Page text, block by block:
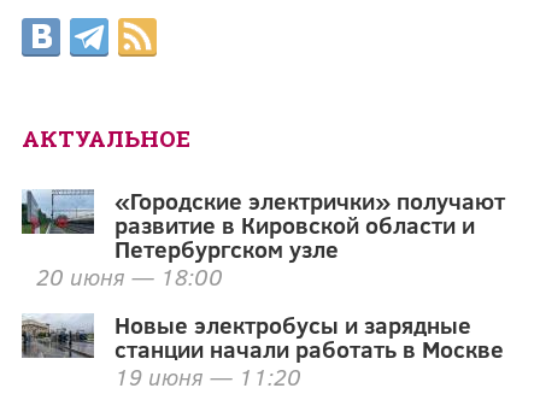
АКТУАЛЬНОЕ
«Городские электрички» получают
развитие в Кировской области и
Петербургском узле
20 июня — 18:00
Новые электробусы и зарядные
станции начали работать в Москве
19 июня — 11:20